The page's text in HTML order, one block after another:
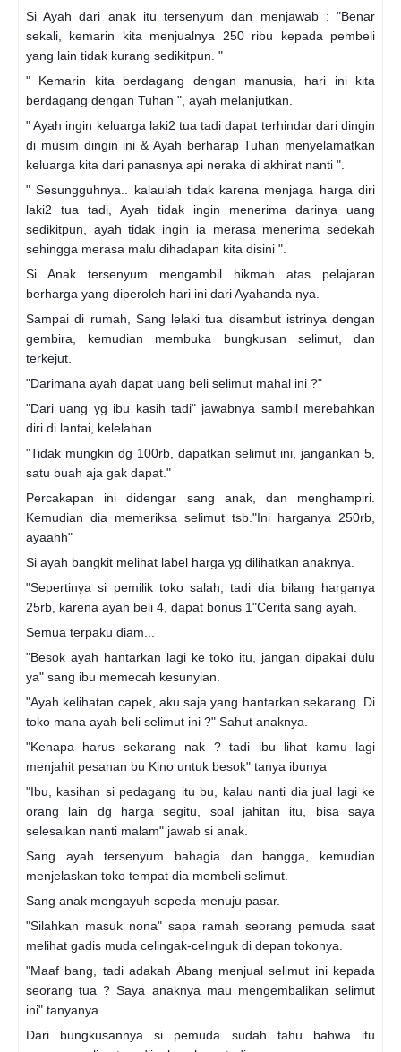
Si Ayah dari anak itu tersenyum dan menjawab : "Benar
sekali, kemarin kita menjualnya 250 ribu kepada pembeli
yang lain tidak kurang sedikitpun. "
" Kemarin kita berdagang dengan manusia, hari ini kita
berdagang dengan Tuhan ", ayah melanjutkan.
" Ayah ingin keluarga laki2 tua tadi dapat terhindar dari dingin
di musim dingin ini & Ayah berharap Tuhan menyelamatkan
keluarga kita dari panasnya api neraka di akhirat nanti ".
" Sesungguhnya.. kalaulah tidak karena menjaga harga diri
laki2 tua tadi, Ayah tidak ingin menerima darinya uang
sedikitpun, ayah tidak ingin ia merasa menerima sedekah
sehingga merasa malu dihadapan kita disini ".
Si Anak tersenyum mengambil hikmah atas pelajaran
berharga yang diperoleh hari ini dari Ayahanda nya.
Sampai di rumah, Sang lelaki tua disambut istrinya dengan
gembira, kemudian membuka bungkusan selimut, dan
terkejut.
"Darimana ayah dapat uang beli selimut mahal ini ?"
"Dari uang yg ibu kasih tadi" jawabnya sambil merebahkan
diri di lantai, kelelahan.
"Tidak mungkin dg 100rb, dapatkan selimut ini, jangankan 5,
satu buah aja gak dapat."
Percakapan ini didengar sang anak, dan menghampiri.
Kemudian dia memeriksa selimut tsb."Ini harganya 250rb,
ayaahh"
Si ayah bangkit melihat label harga yg dilihatkan anaknya.
"Sepertinya si pemilik toko salah, tadi dia bilang harganya
25rb, karena ayah beli 4, dapat bonus 1"Cerita sang ayah.
Semua terpaku diam...
"Besok ayah hantarkan lagi ke toko itu, jangan dipakai dulu
ya" sang ibu memecah kesunyian.
"Ayah kelihatan capek, aku saja yang hantarkan sekarang. Di
toko mana ayah beli selimut ini ?" Sahut anaknya.
"Kenapa harus sekarang nak ? tadi ibu lihat kamu lagi
menjahit pesanan bu Kino untuk besok" tanya ibunya
"Ibu, kasihan si pedagang itu bu, kalau nanti dia jual lagi ke
orang lain dg harga segitu, soal jahitan itu, bisa saya
selesaikan nanti malam" jawab si anak.
Sang ayah tersenyum bahagia dan bangga, kemudian
menjelaskan toko tempat dia membeli selimut.
Sang anak mengayuh sepeda menuju pasar.
"Silahkan masuk nona" sapa ramah seorang pemuda saat
melihat gadis muda celingak-celinguk di depan tokonya.
"Maaf bang, tadi adakah Abang menjual selimut ini kepada
seorang tua ? Saya anaknya mau mengembalikan selimut
ini" tanyanya.
Dari bungkusannya si pemuda sudah tahu bahwa itu